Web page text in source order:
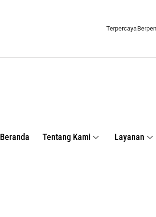
Terpercaya
Beranda Tentang Kami Layanan